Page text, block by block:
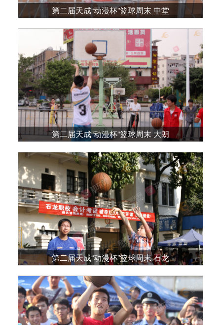
第二届天成“动漫杯”篮球周末 中堂
第二届天成“动漫杯”篮球周末 大朗
第二届天成“动漫杯”篮球周末 石龙